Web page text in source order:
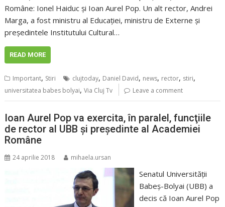
Române: Ionel Haiduc și Ioan Aurel Pop. Un alt rector, Andrei
Marga, a fost ministru al Educației, ministru de Externe și
președintele Institutului Cultural…
READ MORE
Important, Stiri clujtoday, Daniel David, news, rector, stiri,
universitatea babes bolyai,Via Cluj Tv Leave a comment
Ioan Aurel Pop va exercita, în paralel, funcţiile
de rector al UBB şi preşedinte al Academiei
Române
24 aprilie 2018 mihaela.ursan
Senatul Universităţii
Babeş-Bolyai (UBB) a
decis că Ioan Aurel Pop